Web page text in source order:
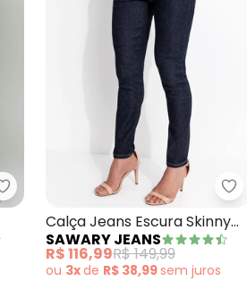
Sawary Jeans - Calça Jeans Plus
Calça Jeans Escura Skinny
Sawary
SAWARY JEANS
R$ 116,99R$ 149,99
ou 3xde R$ 38,99sem juros